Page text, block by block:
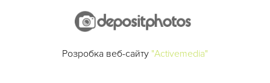
Розробка веб-сайту "Activemedia"